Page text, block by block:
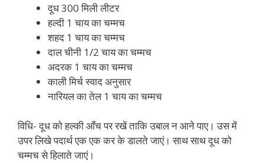
दूध 300 मिली लीटर
हल्दी 1 चाय का चम्मच
शहद 1 चाय का चम्मच
दाल चीनी 1/2 चाय का चम्मच
अदरक 1 चाय का चम्मच
काली मिर्च स्वाद अनुसार
नारियल का तेल 1 चाय का चम्मच
विधि- दूध को हल्की आँच पर रखें ताकि उबाल न आने पाए। उस में
उपर लिखे पदार्थ एक एक कर के डालते जाएं। साथ साथ दूध को
चम्मच से हिलाते जाएं।